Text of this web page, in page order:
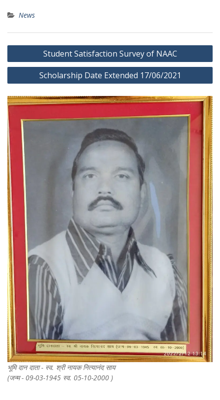
News
Post
navigation
Student Satisfaction Survey of NAAC
Scholarship Date Extended 17/06/2021
भूमि दान दाता - स्व. श्री नायक नित्यानंद साय
(जन्म - 09-03-1945 स्व. 05-10-2000 )